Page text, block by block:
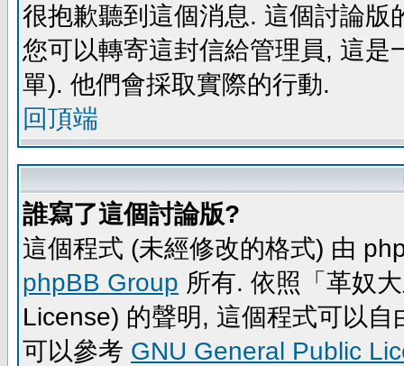
很抱歉聽到這個消息. 這個討論
您可以轉寄這封信給管理員, 這
單). 他們會採取實際的行動.
回頂端
誰寫了這個討論版?
這個程式 (未經修改的格式) 由
phpBB Group 所有. 依照「革奴
License) 的聲明, 這個程式可以
可以參考 GNU General Public